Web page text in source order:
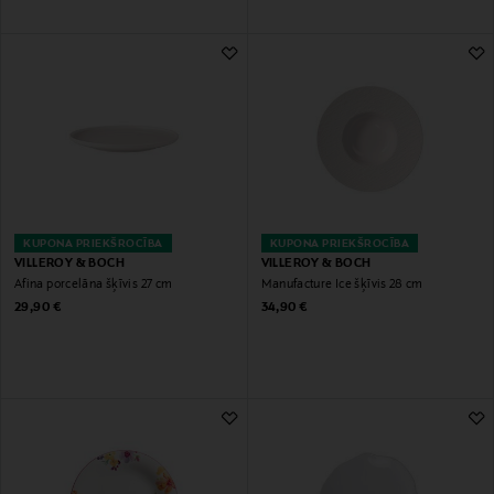
KUPONA PRIEKŠROCĪBA
VILLEROY & BOCH
Afina porcelāna šķīvis 27 cm
Original Price
29,90 €
KUPONA PRIEKŠROCĪBA
VILLEROY & BOCH
Manufacture Ice šķīvis 28 cm
Original Price
34,90 €